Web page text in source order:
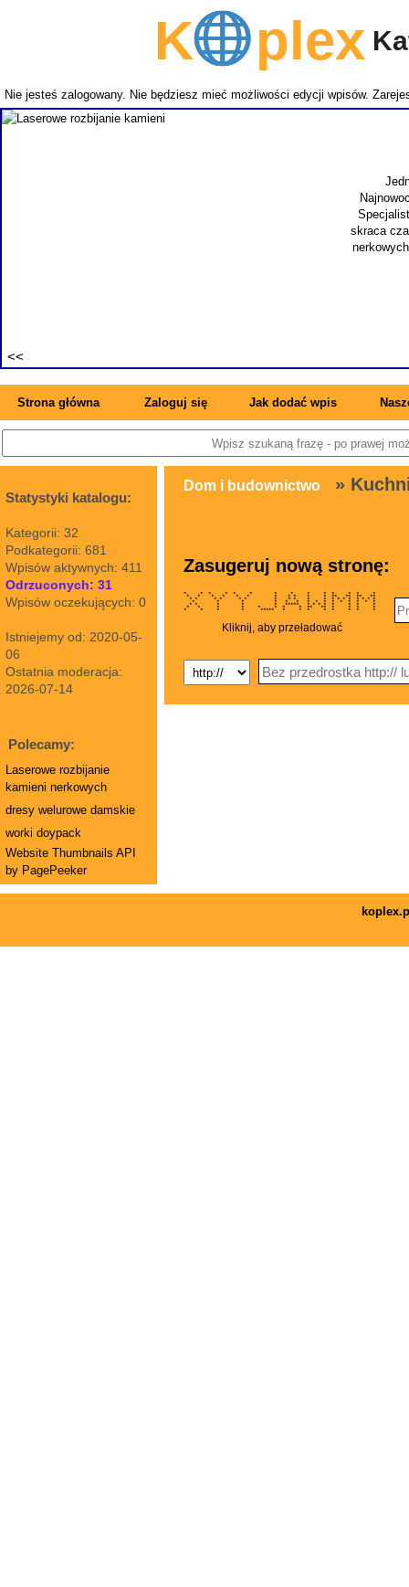
Kplex
Nie jesteś zalogowany. Nie będziesz mieć możliwości edycji wpisów.
skraca
Strona główna Zaloguj się Jak dodać wpis
Statystyki katalogu:
Kategorii: 32
Podkategorii: 681
Wpisów aktywnych: 411
Odrzuconych: 31
Wpisów oczekujących: 0
Istniejemy od: 2020-05-
06
Ostatnia moderacja:
2026-07-14
Polecamy:
Laserowe rozbijanie
kamieni nerkowych
dresy welurowe damskie
worki doypack
Website Thumbnails API
by PagePeeker
Dom i budownictwo »
Zasugeruj nową stronę:
* * * * * * * * * * * * * *
* * * * * * * * * * * ** ** ** **
* * * * * * * * * * * * * * * * * * *
* * * * * * * * * * * * * * *
* * * * * ***** * * * * * * * *
* * * * * * * * ** ** * * * *
* * * * ***** * * * * * * * *
Kliknij, aby przeładować